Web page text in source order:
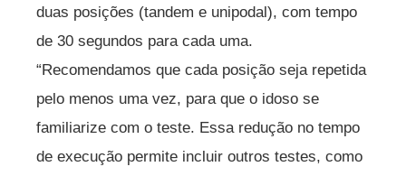
duas posições (tandem e unipodal), com tempo
de 30 segundos para cada uma.
“Recomendamos que cada posição seja repetida
pelo menos uma vez, para que o idoso se
familiarize com o teste. Essa redução no tempo
de execução permite incluir outros testes, como